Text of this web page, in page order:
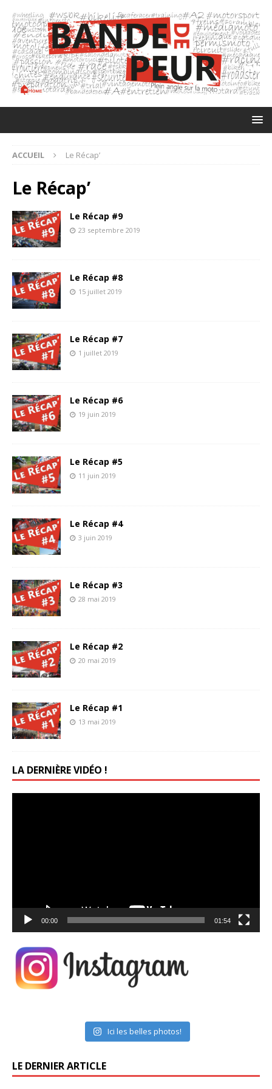
ACCUEIL Le Récap’
Le Récap’
Le Récap #9
23 septembre 2019
Le Récap #8
15 juillet 2019
Le Récap #7
1 juillet 2019
Le Récap #6
19 juin 2019
Le Récap #5
11 juin 2019
Le Récap #4
3 juin 2019
Le Récap #3
28 mai 2019
Le Récap #2
20 mai 2019
Le Récap #1
13 mai 2019
LA DERNIÈRE VIDÉO !
00:00 01:54
Ici les belles photos!
LE DERNIER ARTICLE